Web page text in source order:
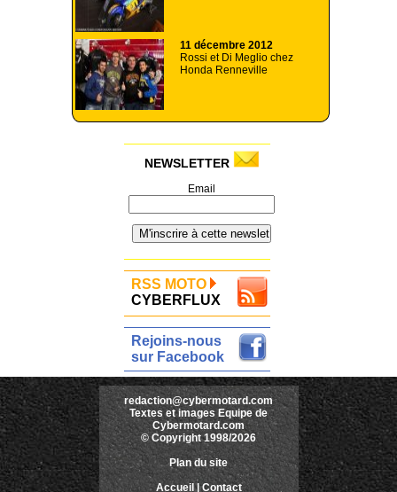
11 décembre 2012
Rossi et Di Meglio chez
Honda Renneville
NEWSLETTER
Email
RSS MOTO
CYBERFLUX
Rejoins-nous
sur Facebook
redaction@cybermotard.com
Textes et images Equipe de
Cybermotard.com
© Copyright 1998/2026
Plan du site
Accueil |Contact